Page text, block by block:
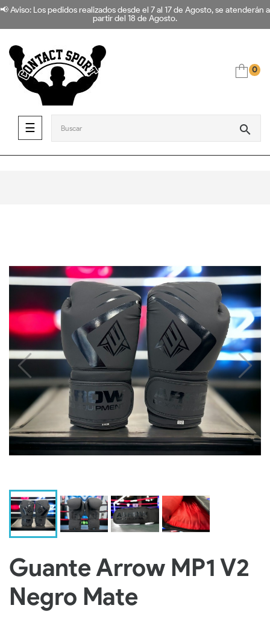
📢 Aviso: Los pedidos realizados desde el 7 al 17 de Agosto, se atenderán a
partir del 18 de Agosto.
search
0
Navegación de palanca
☰
Guante Arrow MP1 V2
Negro Mate